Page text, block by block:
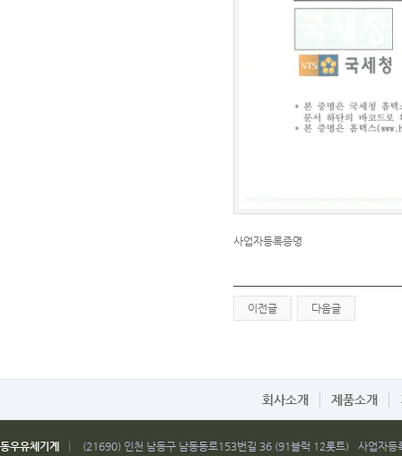
사업자등록증명
이전글 다음글
회사소개 제품소개
동우유체기계 (21690) 인천 남동구 남동동로153번길 36 (91블럭 12롯트)
사업자